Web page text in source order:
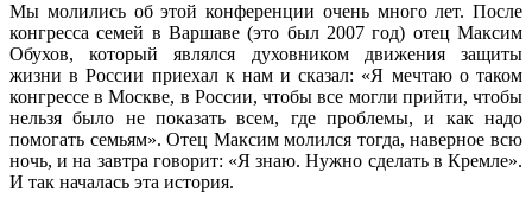
Мы молились об этой конференции очень много лет. После
конгресса семей в Варшаве (это был 2007 год) отец Максим
Обухов, который являлся духовником движения защиты
жизни в России приехал к нам и сказал: «Я мечтаю о таком
конгрессе в Москве, в России, чтобы все могли прийти, чтобы
нельзя было не показать всем, где проблемы, и как надо
помогать семьям». Отец Максим молился тогда, наверное всю
ночь, и на завтра говорит: «Я знаю. Нужно сделать в Кремле».
И так началась эта история.